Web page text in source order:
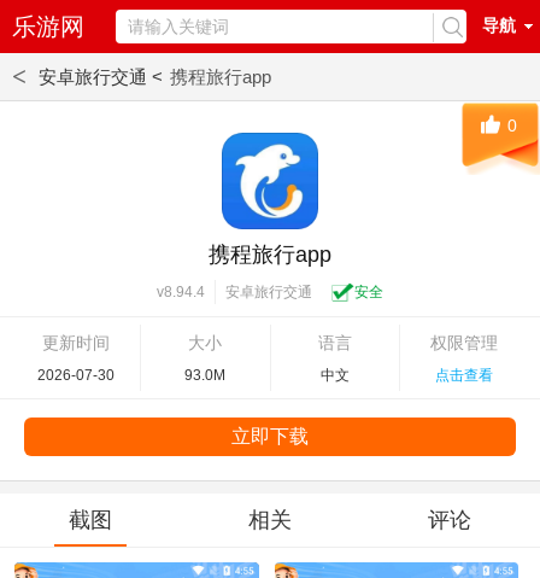
乐游网 导航
< 安卓旅行交通 < 携程旅行app
携程旅行app
v8.94.4 安卓旅行交通 安全
更新时间
2026-07-30
大小
93.0M
语言
中文
权限管理
点击查看
0
立即下载
截图 相关 评论